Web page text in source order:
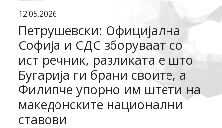
12.05.2026
Петрушевски: Официјална
Софија и СДС зборуваат со
ист речник, разликата е што
Бугарија ги брани своите, а
Филипче упорно им штети на
македонските национални
ставови